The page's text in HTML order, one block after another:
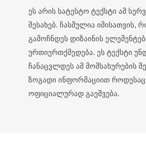
ეს არის სატესტო ტექსტი ამ
შესახებ. ჩასმულია იმისათვის,
გამოჩნდეს დიზაინის
ურთიერთქმედება. ეს ტექსტი
ჩანაცვლდეს ამ მომსახურების
ზოგადი ინფორმაციით როდესაც
ოფიციალურად გაეშვება.